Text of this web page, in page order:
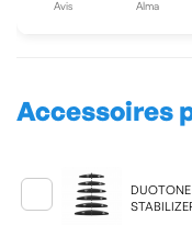
Avis Alma
Accessoires